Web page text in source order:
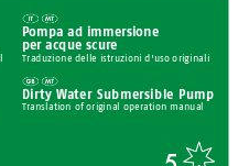
Pompa ad immersione
per acque scure
Traduzione delle istruzioni d’uso originali
Dirty Water Submersible Pump
Translation of original operation manual